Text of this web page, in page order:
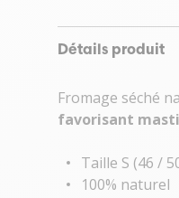
Détails produit
Fromage séché
favorisant
Taille S (46 /
100% naturel